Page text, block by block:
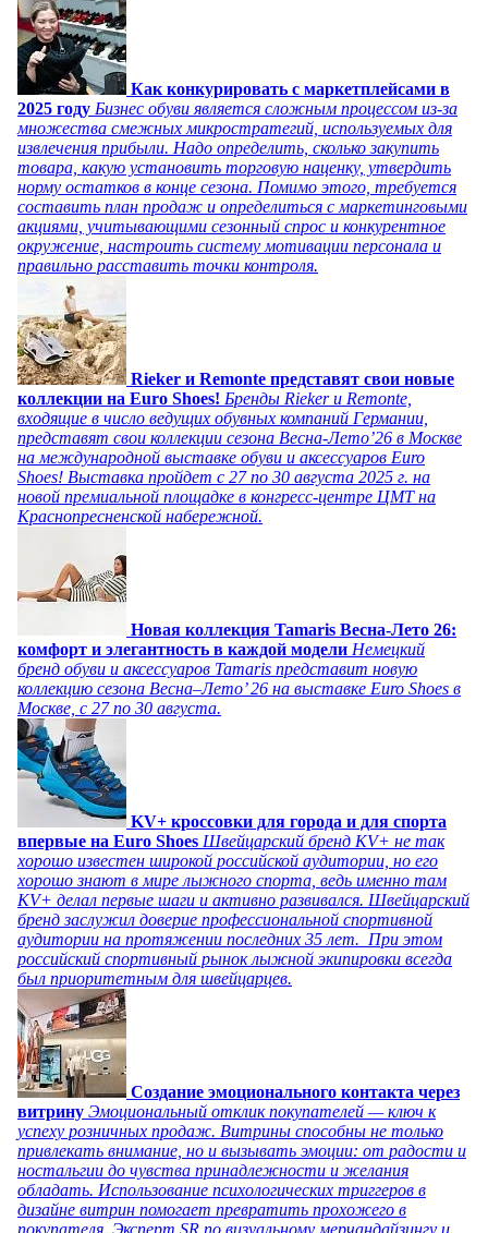
Как конкурировать с маркетплейсами в
2025 году Бизнес обуви является сложным процессом из-за
множества смежных микростратегий, используемых для
извлечения прибыли. Надо определить, сколько закупить
товара, какую установить торговую наценку, утвердить
норму остатков в конце сезона. Помимо этого, требуется
составить план продаж и определиться с маркетинговыми
акциями, учитывающими сезонный спрос и конкурентное
окружение, настроить систему мотивации персонала и
правильно расставить точки контроля.
Rieker и Remonte представят свои новые
коллекции на Euro Shoes! Бренды Rieker и Remonte,
входящие в число ведущих обувных компаний Германии,
представят свои коллекции сезона Весна-Лето’26 в Москве
на международной выставке обуви и аксессуаров Euro
Shoes! Выставка пройдет c 27 по 30 августа 2025 г. на
новой премиальной площадке в конгресс-центре ЦМТ на
Краснопресненской набережной.
Новая коллекция Tamaris Весна-Лето 26:
комфорт и элегантность в каждой модели Немецкий
бренд обуви и аксессуаров Tamaris представит новую
коллекцию сезона Весна–Лето’ 26 на выставке Euro Shoes в
Москве, с 27 по 30 августа.
KV+ кроссовки для города и для спорта
впервые на Euro Shoes Швейцарский бренд KV+ не так
хорошо известен широкой российской аудитории, но его
хорошо знают в мире лыжного спорта, ведь именно там
KV+ делал первые шаги и активно развивался. Швейцарский
бренд заслужил доверие профессиональной спортивной
аудитории на протяжении последних 35 лет. При этом
российский спортивный рынок лыжной экипировки всегда
был приоритетным для швейцарцев.
Создание эмоционального контакта через
витрину Эмоциональный отклик покупателей — ключ к
успеху розничных продаж. Витрины способны не только
привлекать внимание, но и вызывать эмоции: от радости и
ностальгии до чувства принадлежности и желания
обладать. Использование психологических триггеров в
дизайне витрин помогает превратить прохожего в
покупателя. Эксперт SR по визуальному мерчандайзингу и